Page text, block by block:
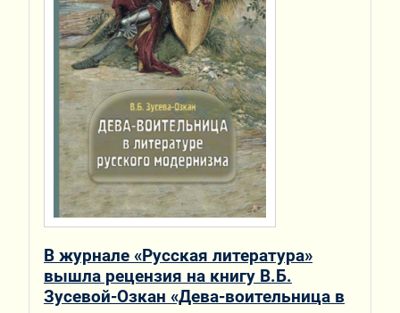
В журнале «Русская литература»
вышла рецензия на книгу В.Б.
Зусевой-Озкан «Дева-воительница в